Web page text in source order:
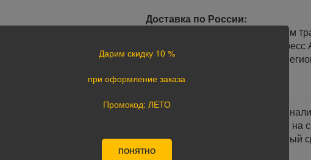
Доставка по России:
В любой уголок России доставим
Почта России, ПЭК, GTD,
Стоимость доставки в разные
Оплата заказа осуществляется
курьеру при получении, а также
оплате картой на сайте указанный
поступления оплаты.
Дарим скидку 10 %
при оформление заказа
Промокод: ЛЕТО
ПОНЯТНО